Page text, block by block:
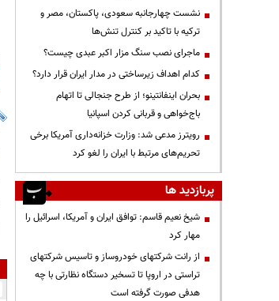
نشست چهارجانبه سعودی، پاکستان، مصر و
ترکیه با تاکید بر کنترل تنش‌ها
ماجرای نصب سنگ مزار اکبر عبدی چیست؟
کدام اهداف زیرساختی در مدار ایران قرار دارد؟
بحران اینفانتینو؛ از طرح جنجالی تا اتهام
باج‌خواهی و قربانی کردن اسپانیا
رویترز مدعی شد: وزارت خزانه‌داری آمریکا برخی
تحریم‌های مرتبط با ایران را لغو کرد
پربازدید ها
شیخ نعیم قاسم: توافق ایران و آمریکا، اسرائیل را
مهار کرد
از رانت‌ شرکتهای خودروساز و تاسیس شرکتهای
تراستی در اروپا تا تسخیر دستگاه نظارتی با چه
هدفی صورت گرفته است